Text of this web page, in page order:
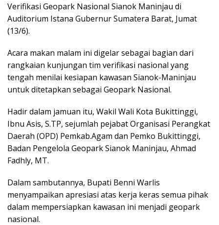
Verifikasi Geopark Nasional Sianok Maninjau di
Auditorium Istana Gubernur Sumatera Barat, Jumat
(13/6).
Acara makan malam ini digelar sebagai bagian dari
rangkaian kunjungan tim verifikasi nasional yang
tengah menilai kesiapan kawasan Sianok-Maninjau
untuk ditetapkan sebagai Geopark Nasional.
Hadir dalam jamuan itu, Wakil Wali Kota Bukittinggi,
Ibnu Asis, S.TP, sejumlah pejabat Organisasi Perangkat
Daerah (OPD) Pemkab.Agam dan Pemko Bukittinggi,
Badan Pengelola Geopark Sianok Maninjau, Ahmad
Fadhly, MT.
Dalam sambutannya, Bupati Benni Warlis
menyampaikan apresiasi atas kerja keras semua pihak
dalam mempersiapkan kawasan ini menjadi geopark
nasional.